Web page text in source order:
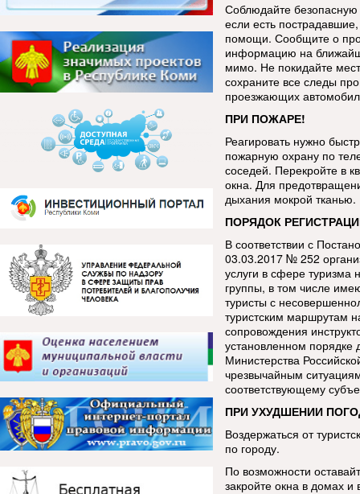
Соблюдайте
если есть
помощи. Сообщите о
информацию на
мимо. Не покидайте
сохраните все следы
проезжающих
ПРИ ПОЖАРЕ!
Реагировать нужно
пожарную охрану по
соседей. Перекройте в
окна. Для
дыхания мокрой тканью.
ПОРЯДОК
В соответствии с
03.03.2017 № 252
услуги в сфере туризма
группы, в том числе
туристы с
туристским маршрутам
сопровождения
установленном
Министерства
чрезвычайным
соответствующему
ПРИ УХУДШЕНИИ
Воздержаться от
по городу.
По возможности
закройте окна в домах